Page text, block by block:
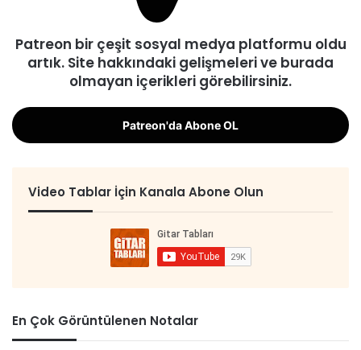
Patreon bir çeşit sosyal medya platformu oldu
artık. Site hakkındaki gelişmeleri ve burada
olmayan içerikleri görebilirsiniz.
Patreon'da Abone OL
Video Tablar İçin Kanala Abone Olun
En Çok Görüntülenen Notalar